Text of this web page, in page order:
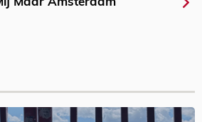
Maar Amsterdam